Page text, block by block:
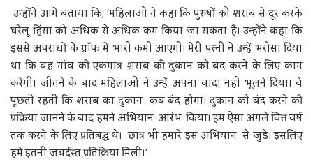
उन्होंने आगे बताया कि, ‘महिलाओं ने कहा कि पुरुषों को शराब से दूर करके
घरेलू हिंसा को अधिक से अधिक कम किया जा सकता है। उन्होंने कहा कि
इससे अपराधों के ग्रॉफ में भारी कमी आएगी। मेरी पत्नी ने उन्हें भरोसा दिया
था कि वह गांव की एकमात्र शराब की दुकान को बंद करने के लिए काम
करेंगी। जीतने के बाद महिलाओं ने उन्हें अपना वादा नहीं भूलने दिया। वे
पूछती रहतीं कि शराब का दुकान कब बंद होगा। दुकान को बंद करने की
प्रक्रिया जानने के बाद हमने अभियान आरंभ किया। हम ऐसा अगले वित्त वर्ष
तक करने के लिए प्रतिबद्ध थे। छात्र भी हमारे इस अभियान से जुड़े। इसलिए
हमें इतनी जबर्दस्त प्रतिक्रिया मिली।’